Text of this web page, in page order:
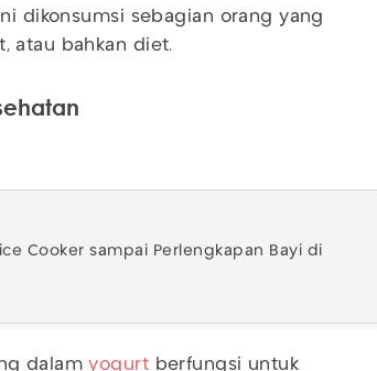
dikonsumsi sebagian orang yang
atau bahkan diet.
Cooker sampai Perlengkapan Bayi di
dalamyogurt berfungsi untuk